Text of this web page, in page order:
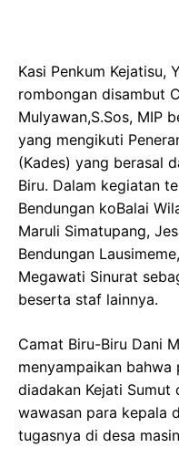
Kasi Penkum Kejatisu,
rombongan disambut
Mulyawan,S.Sos, MIP
yang mengikuti
(Kades) yang berasal
Biru. Dalam kegiatan
Bendungan koBalai
Maruli Simatupang,
Bendungan Lausimeme,
Megawati Sinurat
beserta staf lainnya.
Camat Biru-Biru Dani
menyampaikan bahwa
diadakan Kejati Sumut
wawasan para kepala
tugasnya di desa